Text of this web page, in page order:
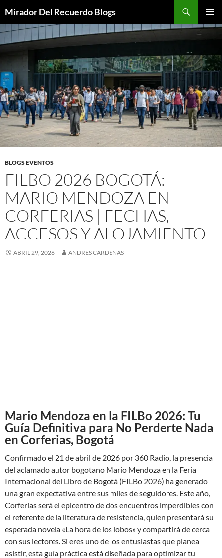
contenido
Mirador Del Recuerdo Blogs
MENÚ
BLOGS EVENTOS
FILBO 2026 BOGOTÁ:
MARIO MENDOZA EN
CORFERIAS | FECHAS,
ACCESOS Y ALOJAMIENTO
ABRIL 29, 2026 ANDRES CARDENAS
Mario Mendoza en la FILBo 2026: Tu
Guía Definitiva para No Perderte Nada
en Corferias, Bogotá
Confirmado el 21 de abril de 2026 por 360 Radio, la presencia
del aclamado autor bogotano Mario Mendoza en la Feria
Internacional del Libro de Bogotá (FILBo 2026) ha generado
una gran expectativa entre sus miles de seguidores. Este año,
Corferias será el epicentro de dos encuentros imperdibles con
el referente de la literatura de resistencia, quien presentará su
esperada novela «La hora de los lobos» y compartirá de cerca
con sus lectores. Si eres uno de los entusiastas que planea
asistir, esta guía práctica está diseñada para optimizar tu